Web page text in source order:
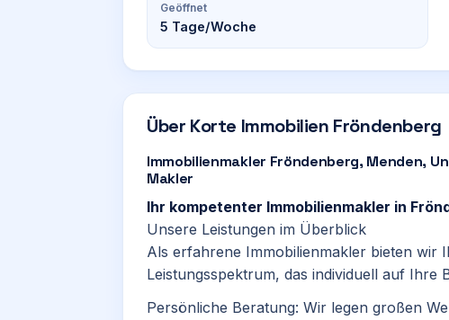
Geöffnet
5 Tage/Woche
Über Korte Immobilien Fröndenberg
Immobilienmakler Fröndenberg, Menden,
Makler
Ihr kompetenter Immobilienmakler in
Unsere Leistungen im Überblick
Als erfahrene Immobilienmakler bieten wir
Leistungsspektrum, das individuell auf Ihre
Persönliche Beratung: Wir legen großen